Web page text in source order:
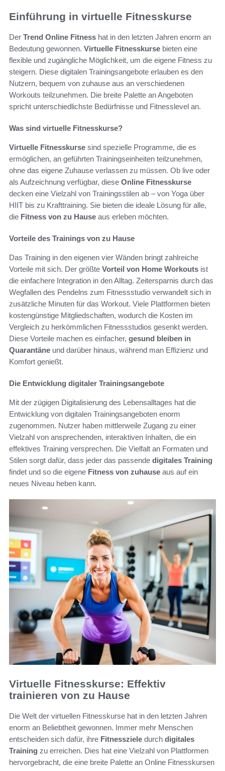
Einführung in virtuelle Fitnesskurse
Der Trend Online Fitness hat in den letzten Jahren enorm an
Bedeutung gewonnen. Virtuelle Fitnesskurse bieten eine
flexible und zugängliche Möglichkeit, um die eigene Fitness zu
steigern. Diese digitalen Trainingsangebote erlauben es den
Nutzern, bequem von zuhause aus an verschiedenen
Workouts teilzunehmen. Die breite Palette an Angeboten
spricht unterschiedlichste Bedürfnisse und Fitnesslevel an.
Was sind virtuelle Fitnesskurse?
Virtuelle Fitnesskurse sind spezielle Programme, die es
ermöglichen, an geführten Trainingseinheiten teilzunehmen,
ohne das eigene Zuhause verlassen zu müssen. Ob live oder
als Aufzeichnung verfügbar, diese Online Fitnesskurse
decken eine Vielzahl von Trainingsstilen ab – von Yoga über
HIIT bis zu Krafttraining. Sie bieten die ideale Lösung für alle,
die Fitness von zu Hause aus erleben möchten.
Vorteile des Trainings von zu Hause
Das Training in den eigenen vier Wänden bringt zahlreiche
Vorteile mit sich. Der größte Vorteil von Home Workouts ist
die einfachere Integration in den Alltag. Zeitersparnis durch das
Wegfallen des Pendelns zum Fitnessstudio verwandelt sich in
zusätzliche Minuten für das Workout. Viele Plattformen bieten
kostengünstige Mitgliedschaften, wodurch die Kosten im
Vergleich zu herkömmlichen Fitnessstudios gesenkt werden.
Diese Vorteile machen es einfacher, gesund bleiben in
Quarantäne und darüber hinaus, während man Effizienz und
Komfort genießt.
Die Entwicklung digitaler Trainingsangebote
Mit der zügigen Digitalisierung des Lebensalltages hat die
Entwicklung von digitalen Trainingsangeboten enorm
zugenommen. Nutzer haben mittlerweile Zugang zu einer
Vielzahl von ansprechenden, interaktiven Inhalten, die ein
effektives Training versprechen. Die Vielfalt an Formaten und
Stilen sorgt dafür, dass jeder das passende digitales Training
findet und so die eigene Fitness von zuhause aus auf ein
neues Niveau heben kann.
Virtuelle Fitnesskurse: Effektiv
trainieren von zu Hause
Die Welt der virtuellen Fitnesskurse hat in den letzten Jahren
enorm an Beliebtheit gewonnen. Immer mehr Menschen
entscheiden sich dafür, ihre Fitnessziele durch digitales
Training zu erreichen. Dies hat eine Vielzahl von Plattformen
hervorgebracht, die eine breite Palette an Online Fitnesskursen